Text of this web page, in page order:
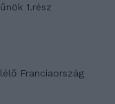
1.rész
Franciaország